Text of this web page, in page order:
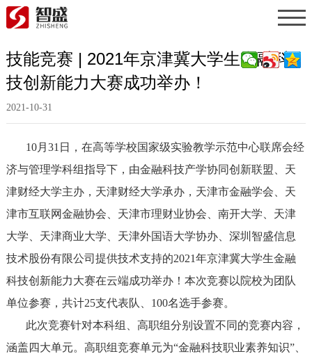
技能竞赛 | 2021年京津冀大学生金融科
技创新能力大赛成功举办！
2021-10-31
10月31日，在高等学校国家级实验教学示范中心联席会经
济与管理学科组指导下，由金融科技产学协同创新联盟、天
津财经大学主办，天津财经大学承办，天津市金融学会、天
津市互联网金融协会、天津市理财业协会、南开大学、天津
大学、天津商业大学、天津外国语大学协办、深圳智盛信息
技术股份有限公司提供技术支持的2021年京津冀大学生金融
科技创新能力大赛在云端成功举办！本次竞赛以院校为团队
单位参赛，共计25支代表队、100名选手参赛。
此次竞赛针对本科组、高职组分别设置不同的竞赛内容，
涵盖四大单元。高职组竞赛单元为“金融科技职业素养知识”、